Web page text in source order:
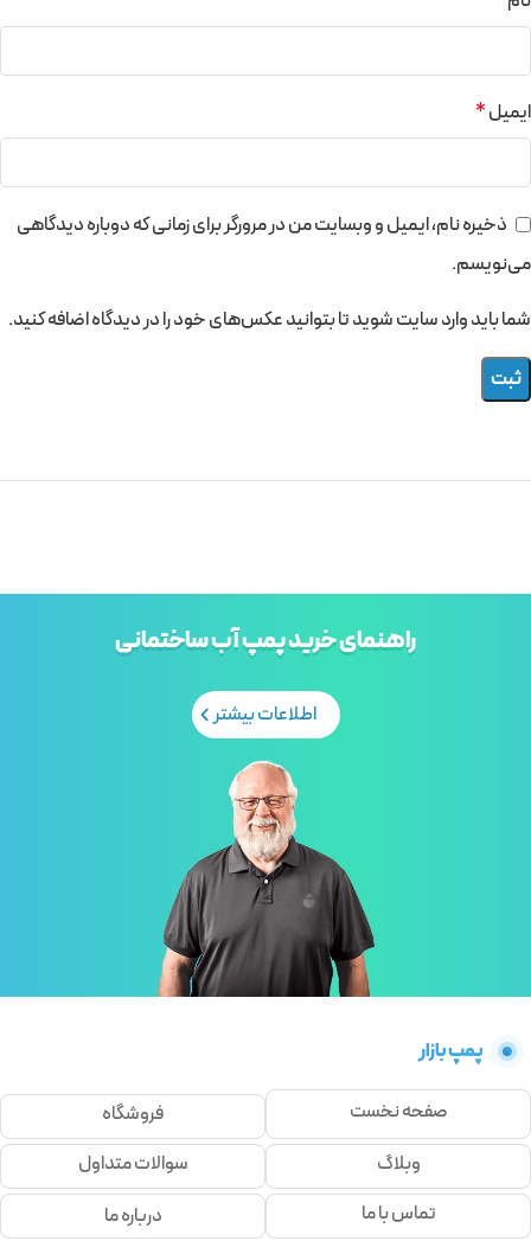
ایمیل*
ذخیره نام، ایمیل و وبسایت من در مرورگر برای زمانی که دوباره دیدگاهی
می‌نویسم.
شما باید وارد سایت شوید تا بتوانید عکس‌های خود را در دیدگاه اضافه کنید.
راهنمای خرید پمپ آب ساختمانی
اطلاعات بیشتر
پمپ بازار
صفحه نخست
فروشگاه
وبلاگ
سوالات متداول
تماس با ما
درباره ما